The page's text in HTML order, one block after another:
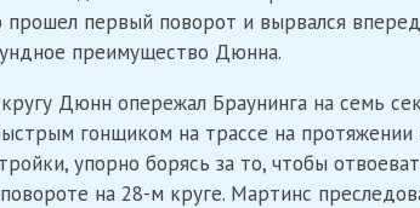
прошел первый поворот и вырвался
преимущество Дюнна.
Дюнн опережал Браунинга на семь
гонщиком на трассе на протяжении
упорно борясь за то, чтобы
на 28-м круге. Мартинс